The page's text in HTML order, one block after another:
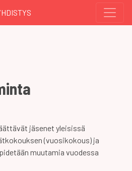
jäsenet yleisissä
(vuosikokous) ja
muutamia vuodessa